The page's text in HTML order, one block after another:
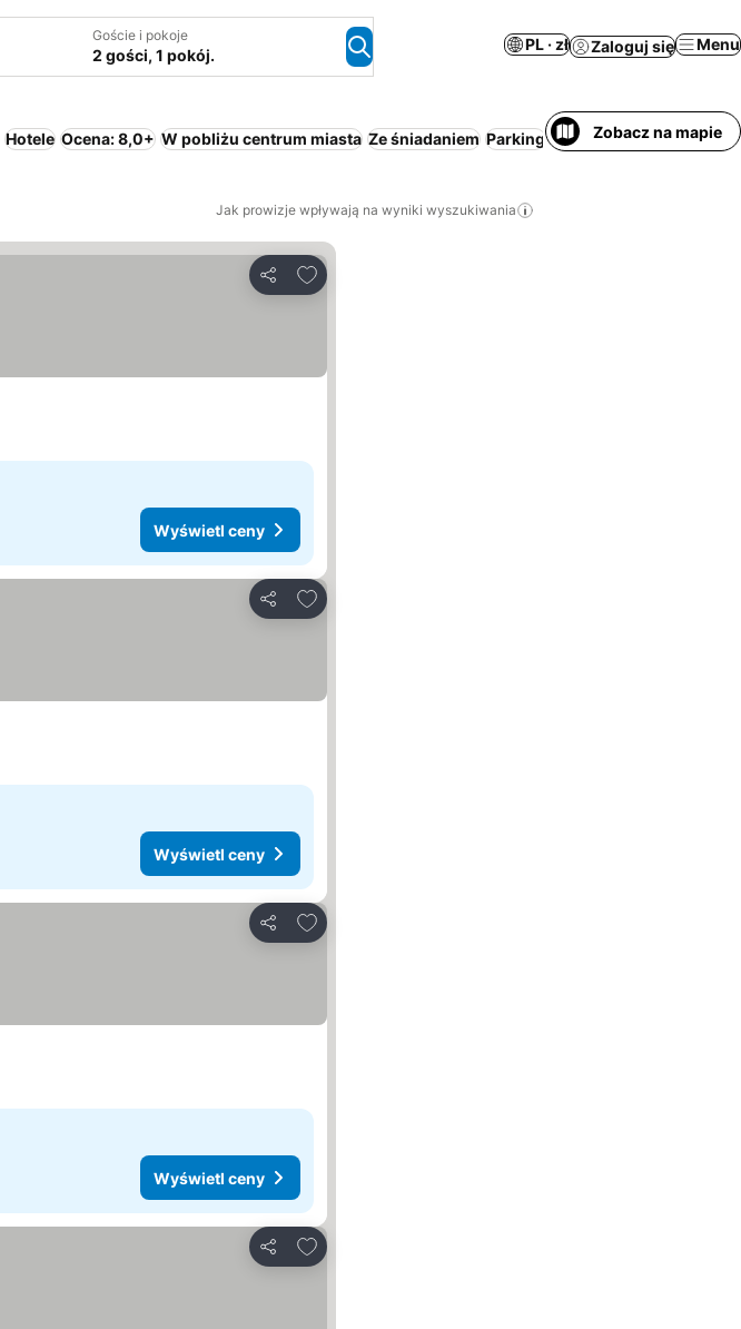
Goście i pokoje
2 gości, 1 pokój.
PL · zł Zaloguj się Menu
Hotele Ocena: 8,0+ W pobliżu centrum miasta Ze śniadaniem Parking Basen Aparthotel
Zobacz na mapie
Jak prowizje wpływają na wyniki wyszukiwania
Udostępnij
Dodaj do ulubionych
Wyświetl ceny
Udostępnij
Dodaj do ulubionych
Wyświetl ceny
Udostępnij
Dodaj do ulubionych
Wyświetl ceny
Udostępnij
Dodaj do ulubionych